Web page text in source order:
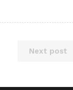
Next post